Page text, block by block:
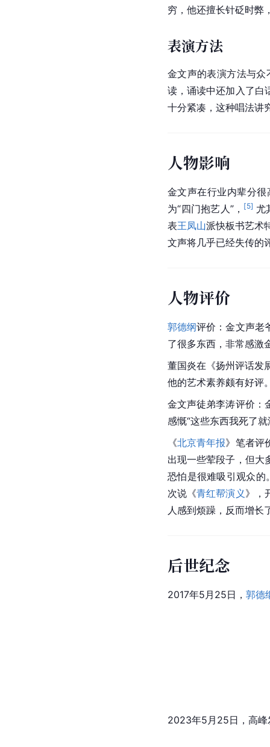
穷，他还擅长针砭时弊
表演方法
金文声的表演方法与
读，诵读中还加入了白
十分紧凑，这种唱法讲
人物影响
金文声在行业内辈分
为“四门抱艺人”， [5] 尤
表王凤山派快板书艺术
文声将几乎已经失传的
人物评价
郭德纲评价：金文声老
了很多东西，非常感激
董国炎在《扬州评话发
他的艺术素养颇有好评
金文声徒弟李涛评价：
感慨“这些东西我死了
《北京青年报》笔者评
出现一些荤段子，但大
恐怕是很难吸引观众的
次说《青红帮演义 》，
人感到烦躁，反而增长
后世纪念
2017年5月25日， 郭德
2023年5月25日， 高峰